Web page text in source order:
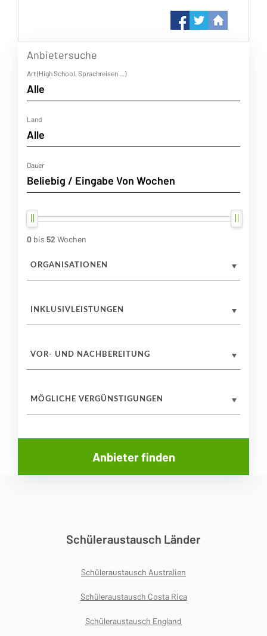
Anbietersuche
Art (High School, Sprachreisen ...)
Land
Dauer
0 bis 52 Wochen
ORGANISATIONEN
INKLUSIVLEISTUNGEN
VOR- UND NACHBEREITUNG
MÖGLICHE VERGÜNSTIGUNGEN
Schüleraustausch Länder
Schüleraustausch Australien
Schüleraustausch Costa Rica
Schüleraustausch England